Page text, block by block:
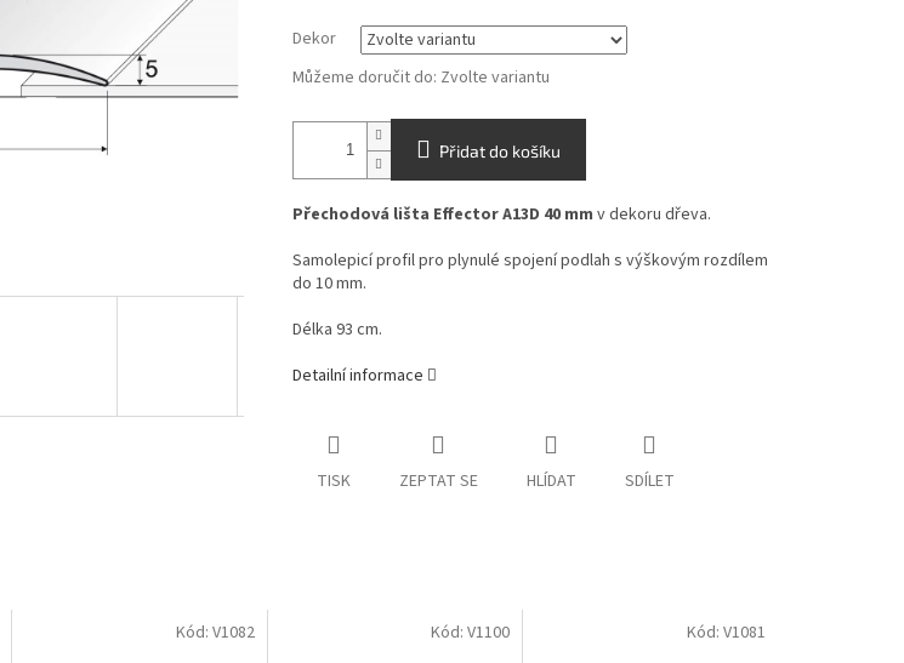
Dekor
Můžeme doručit do: Zvolte variantu
Přidat do košíku
Přechodová lišta Effector A13D 40 mm v dekoru dřeva.
Samolepicí profil pro plynulé spojení podlah s výškovým rozdílem
do 10 mm.
Délka 93 cm.
Detailní informace
TISK ZEPTAT SE HLÍDAT SDÍLET
Kód: V1082 Kód:V1100 Kód: V1081